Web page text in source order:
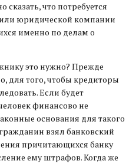
сказать, что потребуется
юридической компании
именно по делам о
это нужно? Прежде
для того, чтобы кредиторы
Если будет
финансово не
основания для такого
взял банковский
причитающихся банку
ему штрафов. Когда же